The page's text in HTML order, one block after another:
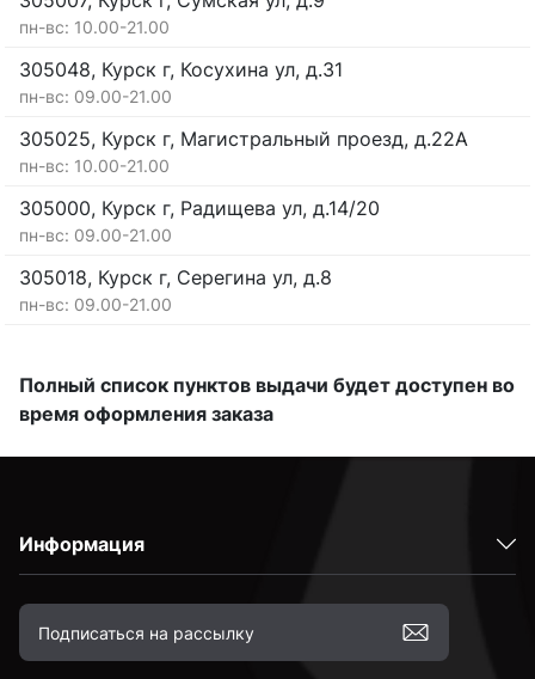
пн-вс: 10.00-21.00
305048, Курск г, Косухина ул, д.31
пн-вс: 09.00-21.00
305025, Курск г, Магистральный проезд, д.22А
пн-вс: 10.00-21.00
305000, Курск г, Радищева ул, д.14/20
пн-вс: 09.00-21.00
305018, Курск г, Серегина ул, д.8
пн-вс: 09.00-21.00
Полный список пунктов выдачи будет доступен во
время оформления заказа
Информация